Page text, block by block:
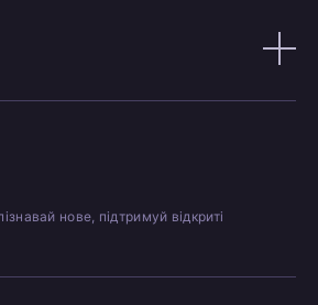
нове, підтримуй відкриті